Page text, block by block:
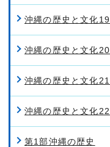
沖縄の歴史と文化19
沖縄の歴史と文化20
沖縄の歴史と文化21
沖縄の歴史と文化22
第1部沖縄の歴史